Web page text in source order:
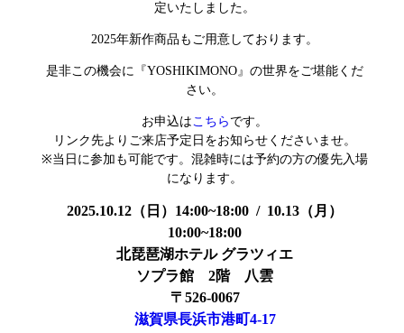
定いたしました。
2025年新作商品もご用意しております。
是非この機会に『YOSHIKIMONO』の世界をご堪能くだ
さい。
お申込はこちら です。
リンク先よりご来店予定日をお知らせくださいませ。
※当日に参加も可能です。混雑時には予約の方の優先入場
になります。
2025.10.12（日）14:00~18:00 / 10.13（月）
10:00~18:00
北琵琶湖ホテル グラツィエ
ソプラ館 2階 八雲
〒526-0067
滋賀県長浜市港町4-17